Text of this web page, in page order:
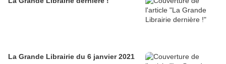
La Grande Librairie du 6 janvier 2021